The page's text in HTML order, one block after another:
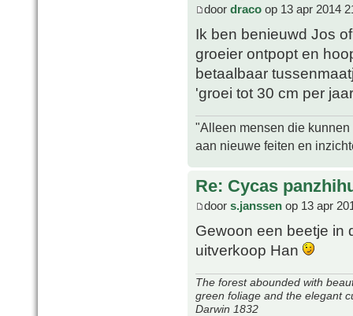
door draco op 13 apr 2014
Ik ben benieuwd Jos
groeier ontpopt en
betaalbaar
'groei tot 30 cm per
"Alleen mensen die
aan nieuwe feiten en
Re: Cycas
door s.janssen op 13 apr
Gewoon een beetje in
uitverkoop Han
The forest abounded with
green foliage and the elegant
Darwin 1832